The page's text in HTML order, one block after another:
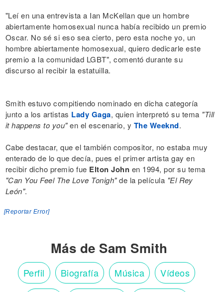
"Leí en una entrevista a Ian McKellan que un hombre
abiertamente homosexual nunca había recibido un premio
Oscar. No sé si eso sea cierto, pero esta noche yo, un
hombre abiertamente homosexual, quiero dedicarle este
premio a la comunidad LGBT", comentó durante su
discurso al recibir la estatuilla.
Smith estuvo compitiendo nominado en dicha categoría
junto a los artistas Lady Gaga, quien interpretó su tema "Till
it happens to you"en el escenario, y The Weeknd.
Cabe destacar, que el también compositor, no estaba muy
enterado de lo que decía, pues el primer artista gay en
recibir dicho premio fue Elton John en 1994, por su tema
"Can You Feel The Love Tonigh"de la película "El Rey
León".
[Reportar Error]
Más de Sam Smith
Perfil Biografía Música Vídeos